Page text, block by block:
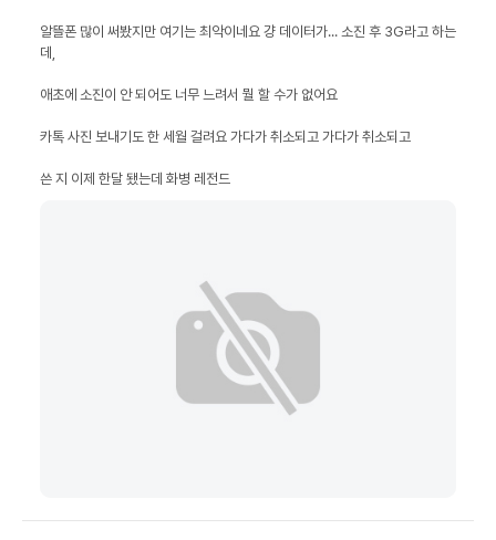
알뜰폰 많이 써봤지만 여기는 최악이네요 걍 데이터가... 소진 후 3G라고 하는
쓴 지 이제 한달 됐는데 화병 레전드